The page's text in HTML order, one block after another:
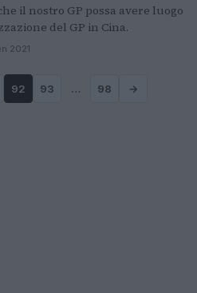
il nostro GP possa avere luogo
del GP in Cina.
2021
92 93 … 98 →